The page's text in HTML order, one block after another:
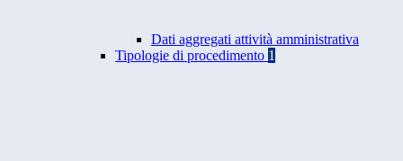
Dati aggregati attività amministrativa
Tipologie di procedimento 1